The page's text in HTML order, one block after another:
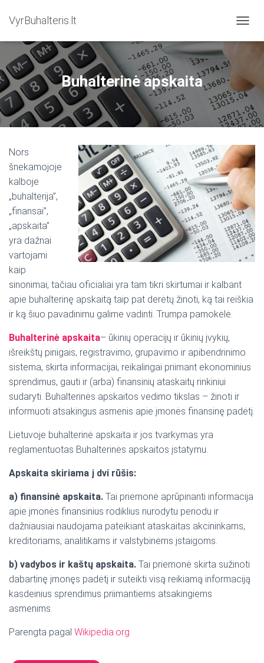
VyrBuhalteris.lt
O
N
A
V
A
T
O
N
Buhalterinė apskaita
Nors
šnekamojoje
kalboje
„buhalterija”,
„finansai”,
„apskaita”
yra dažnai
vartojami
kaip
sinonimai, tačiau oficialiai yra tam tikri skirtumai ir kalbant
apie buhalterinę apskaitą taip pat derėtų žinoti, ką tai reiškia
ir ką šiuo pavadinimu galime vadinti. Trumpa pamokėlė.
Buhalterinė apskaita– ūkinių operacijų ir ūkinių įvykių,
išreikštų pinigais, registravimo, grupavimo ir apibendrinimo
sistema, skirta informacijai, reikalingai priimant ekonominius
sprendimus, gauti ir (arba) finansinių ataskaitų rinkiniui
sudaryti. Buhalterinės apskaitos vedimo tikslas – žinoti ir
informuoti atsakingus asmenis apie įmonės finansinę padėtį.
Lietuvoje buhalterinė apskaita ir jos tvarkymas yra
reglamentuotas Buhalterinės apskaitos įstatymu.
Apskaita skiriama į dvi rūšis:
a) finansinė apskaita. Tai priemonė aprūpinanti informacija
apie įmonės finansinius rodiklius nurodytu periodu ir
dažniausiai naudojama pateikiant ataskaitas akcininkams,
kreditoriams, analitikams ir valstybinėms įstaigoms.
b) vadybos ir kaštų apskaita. Tai priemonė skirta sužinoti
dabartinę įmonęs padėtį ir suteikti visą reikiamą informaciją
kasdeinius sprendimus priimantiems atsakingiems
asmenims.
Parengta pagal Wikipedia.org